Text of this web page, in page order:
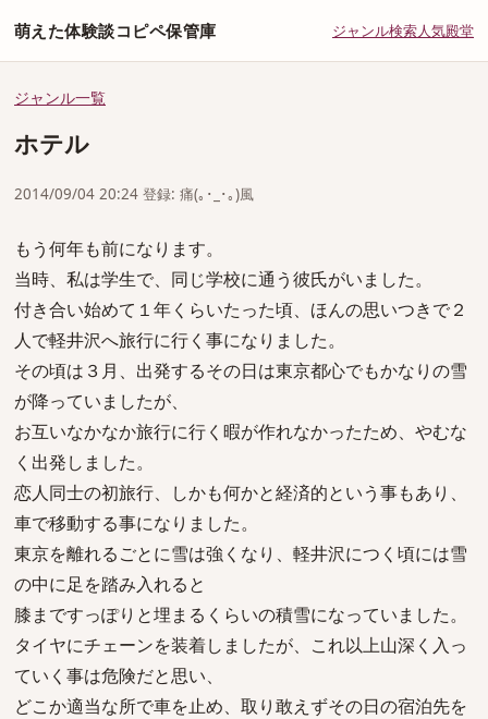
萌えた体験談コピペ保管庫 ジャンル検索人気殿堂
ジャンル一覧
ホテル
2014/09/04 20:24 登録: 痛(｡･_･｡)風
もう何年も前になります。
当時、私は学生で、同じ学校に通う彼氏がいました。
付き合い始めて１年くらいたった頃、ほんの思いつきで２
人で軽井沢へ旅行に行く事になりました。
その頃は３月、出発するその日は東京都心でもかなりの雪
が降っていましたが、
お互いなかなか旅行に行く暇が作れなかったため、やむな
く出発しました。
恋人同士の初旅行、しかも何かと経済的という事もあり、
車で移動する事になりました。
東京を離れるごとに雪は強くなり、軽井沢につく頃には雪
の中に足を踏み入れると
膝まですっぽりと埋まるくらいの積雪になっていました。
タイヤにチェーンを装着しましたが、これ以上山深く入っ
ていく事は危険だと思い、
どこか適当な所で車を止め、取り敢えずその日の宿泊先を